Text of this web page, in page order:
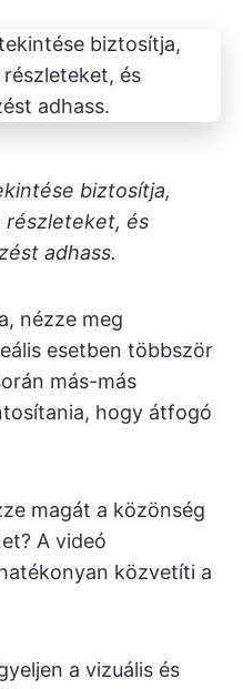
biztosítja,
részleteket, és
adhass.
nézze meg
esetben többször
más-más
hogy átfogó
magát a közönség
A videó
közvetíti a
a vizuális és